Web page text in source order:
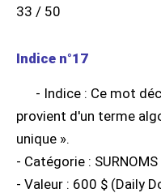
33 / 50
Indice n°17
- Indice : Ce mot
provient d'un terme
unique ».
- Catégorie : SURNOMS
- Valeur : 600 $ (Daily